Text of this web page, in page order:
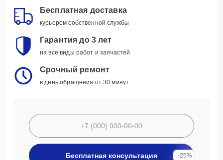
Бесплатная доставка
курьером собственной службы
Гарантия до 3 лет
на все виды работ и запчастей
Срочный ремонт
в день обращения от 30 минут
Бесплатная консультация -25%